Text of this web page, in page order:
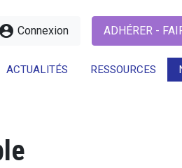
Connexion ADHÉRER -
ACTUALITÉS RESSOURCES